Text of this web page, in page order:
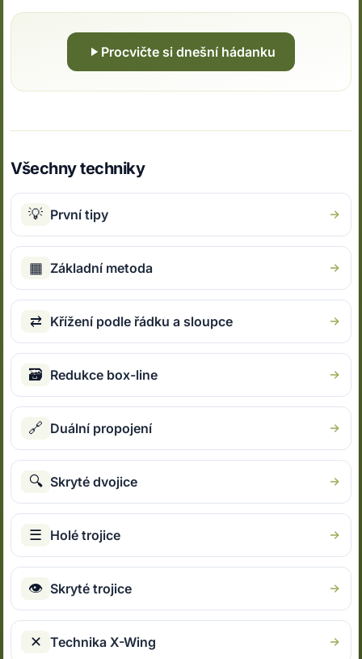
Procvičte si dnešní hádanku
Všechny techniky
💡 První tipy
▦ Základní metoda
⇄ Křížení podle řádku a sloupce
🗃 Redukce box-line
🔗 Duální propojení
🔍 Skryté dvojice
☰ Holé trojice
👁 Skryté trojice
✕ Technika X-Wing